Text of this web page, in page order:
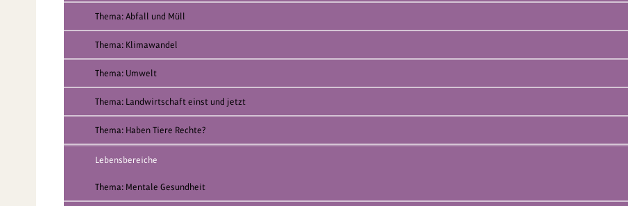
Thema: Abfall und Müll
Thema: Klimawandel
Thema: Umwelt
Thema: Landwirtschaft einst und jetzt
Thema: Haben Tiere Rechte?
Lebensbereiche
Thema: Mentale Gesundheit